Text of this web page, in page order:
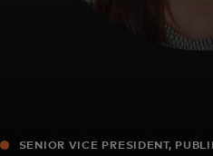
SENIOR VICE PRESIDENT,